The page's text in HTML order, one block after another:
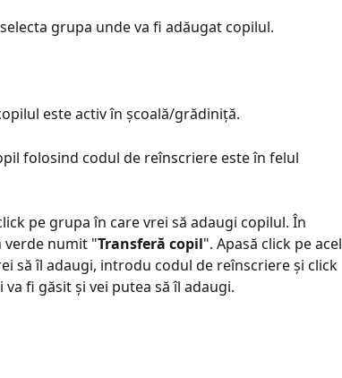
grupa unde va fi adăugat copilul.
este activ în școală/grădiniță.
folosind codul de reînscriere este în felul
pe grupa în care vrei să adaugi copilul. În
verde numit "Transferă copil". Apasă click pe acel
să îl adaugi, introdu codul de reînscriere și click
fi găsit și vei putea să îl adaugi.